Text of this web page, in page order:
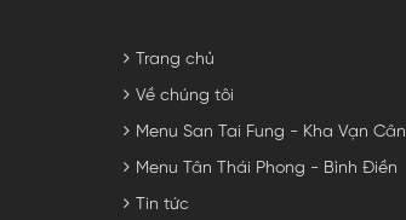
Trang chủ
Về chúng tôi
Menu San Tai Fung - Kha Vạn Cân
Menu Tân Thái Phong - Bình Điền
Tin tức